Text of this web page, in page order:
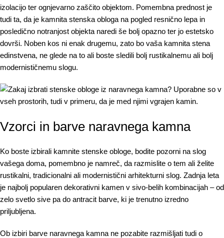
izolacijo ter ognjevarno zaščito objektom. Pomembna prednost je
tudi ta, da je kamnita stenska obloga na pogled resnično lepa in
posledično notranjost objekta naredi še bolj opazno ter jo estetsko
dovrši. Noben kos ni enak drugemu, zato bo vaša kamnita stena
edinstvena, ne glede na to ali boste sledili bolj rustikalnemu ali bolj
modernističnemu slogu.
Vzorci in barve naravnega kamna
Ko boste izbirali kamnite stenske obloge, bodite pozorni na slog
vašega doma, pomembno je namreč, da razmislite o tem ali želite
rustikalni, tradicionalni ali modernistični arhitekturni slog. Zadnja leta
je najbolj popularen dekorativni kamen v sivo-belih kombinacijah – od
zelo svetlo sive pa do antracit barve, ki je trenutno izredno
priljubljena.
Ob izbiri barve naravnega kamna ne pozabite razmišljati tudi o